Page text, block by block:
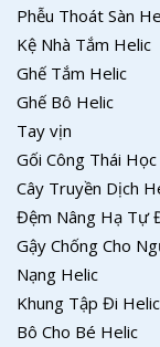
Phễu Thoát Sàn
Kệ Nhà Tắm Helic
Ghế Tắm Helic
Ghế Bô Helic
Tay vịn
Gối Công Thái
Cây Truyền Dịch
Đệm Nâng Hạ Tự
Gậy Chống Cho
Nạng Helic
Khung Tập Đi Helic
Bô Cho Bé Helic